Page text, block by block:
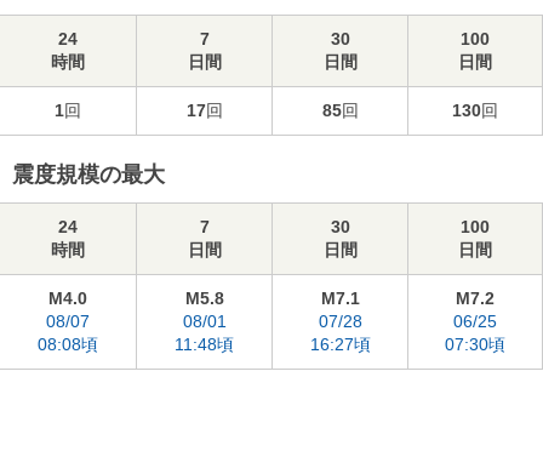
24
時間
7
日間
30
日間
100
日間
1回 17回 85回 130回
震度規模の最大
24
時間
7
日間
30
日間
100
日間
M4.0
08/07
08:08頃
M5.8
08/01
11:48頃
M7.1
07/28
16:27頃
M7.2
06/25
07:30頃